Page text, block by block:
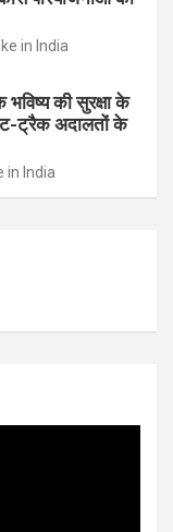
in India
की सुरक्षा के
ट्रैक अदालतों के
in India